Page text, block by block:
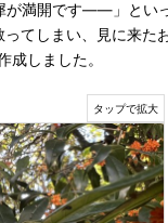
が満開です――」とい
てしまい、見に来た
成しました。